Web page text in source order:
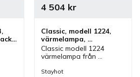
Classic, modell 1224,
värmelampa,
aluminium, hiss
Classic modell 1224
värmelampa från
hissfunktion.
4 504 kr
Stayhot